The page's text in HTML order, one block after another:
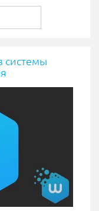
системы